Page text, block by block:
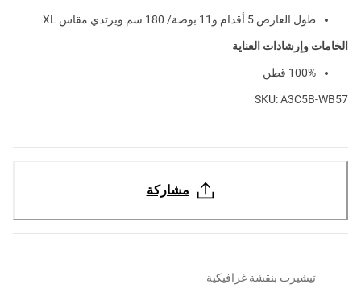
طول العارض 5 أقدام و11 بوصة/ 180 سم ويرتدي مقاس XL
الخامات وإرشادات العناية
100% قطن
SKU: A3C5B-WB57
مشاركة
تيشيرت بنقشة غرافيكية